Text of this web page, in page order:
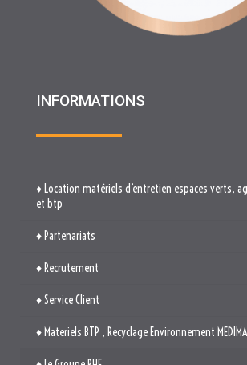
♦ Partenariats
♦ Recrutement
♦ Materiels BTP , Recyclage Environnement MEDIMAT
♦ Le Groupe RHF
♦ Plan du site
♦ Mentions légales
♦ Politique de cookies (UE)